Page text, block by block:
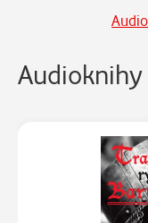
Audioknihy